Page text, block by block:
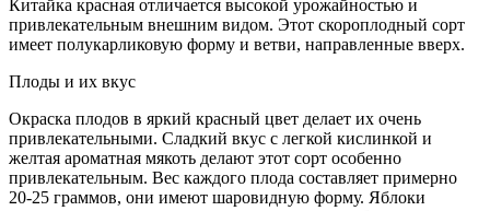
Китайка красная отличается высокой урожайностью и
привлекательным внешним видом. Этот скороплодный сорт
имеет полукарликовую форму и ветви, направленные вверх.
Плоды и их вкус
Окраска плодов в яркий красный цвет делает их очень
привлекательными. Сладкий вкус с легкой кислинкой и
желтая ароматная мякоть делают этот сорт особенно
привлекательным. Вес каждого плода составляет примерно
20-25 граммов, они имеют шаровидную форму. Яблоки